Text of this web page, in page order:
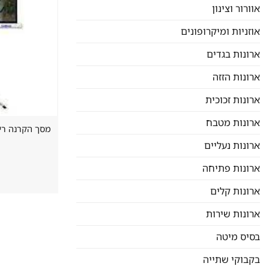
אוורור וצינון
אוזניות ומיקרופונים
ארונות בגדים
ארונות הזזה
ארונות זכוכית
ארונות מטבח
ארונות נעליים
ארונות פתיחה
ארונות קלים
ארונות שירות
בסיס מיטה
בקבוקי שתייה